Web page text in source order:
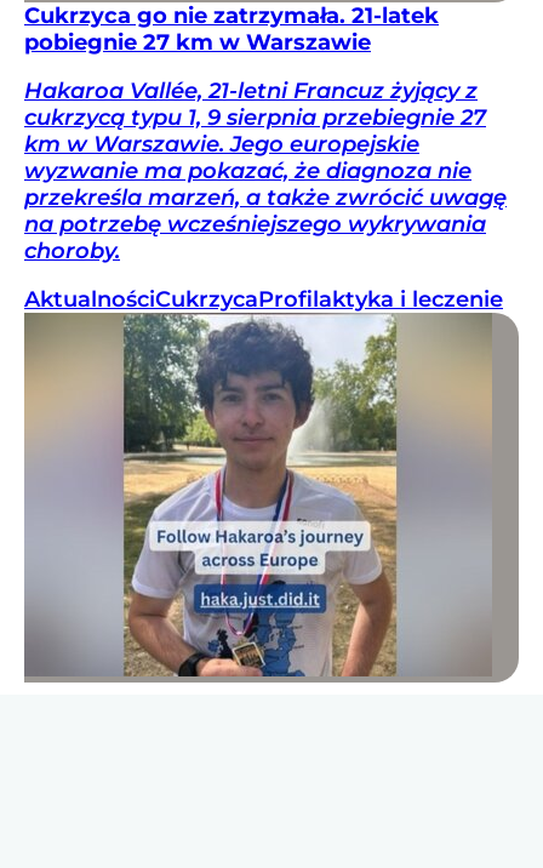
Cukrzyca go nie zatrzymała. 21-latek
pobiegnie 27 km w Warszawie
Hakaroa Vallée, 21-letni Francuz żyjący z
cukrzycą typu 1, 9 sierpnia przebiegnie 27
km w Warszawie. Jego europejskie
wyzwanie ma pokazać, że diagnoza nie
przekreśla marzeń, a także zwrócić uwagę
na potrzebę wcześniejszego wykrywania
choroby.
AktualnościCukrzycaProfilaktyka i leczenie